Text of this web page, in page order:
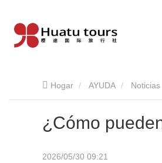
Hogar AYUDA Noticias
¿Cómo
2026/05/30 09:21